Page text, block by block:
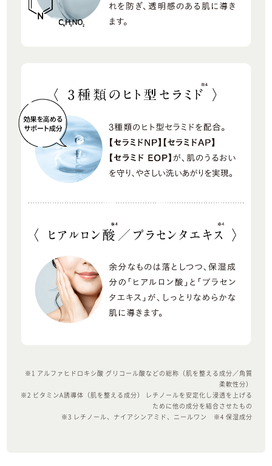
※1 アルファヒドロキシ酸 グリコール酸などの総称（肌を整える成分／角質
柔軟性分）
※2 ビタミンA誘導体（肌を整える成分） レチノールを安定化し浸透を上げる
ために他の成分を結合させたもの
※3 レチノール、ナイアシンアミド、ニールワン ※4 保湿成分